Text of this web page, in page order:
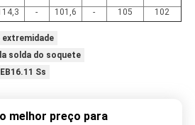
- 101,6 - 105 102
extremidade
solda do soquete
Ss
melhor preço para